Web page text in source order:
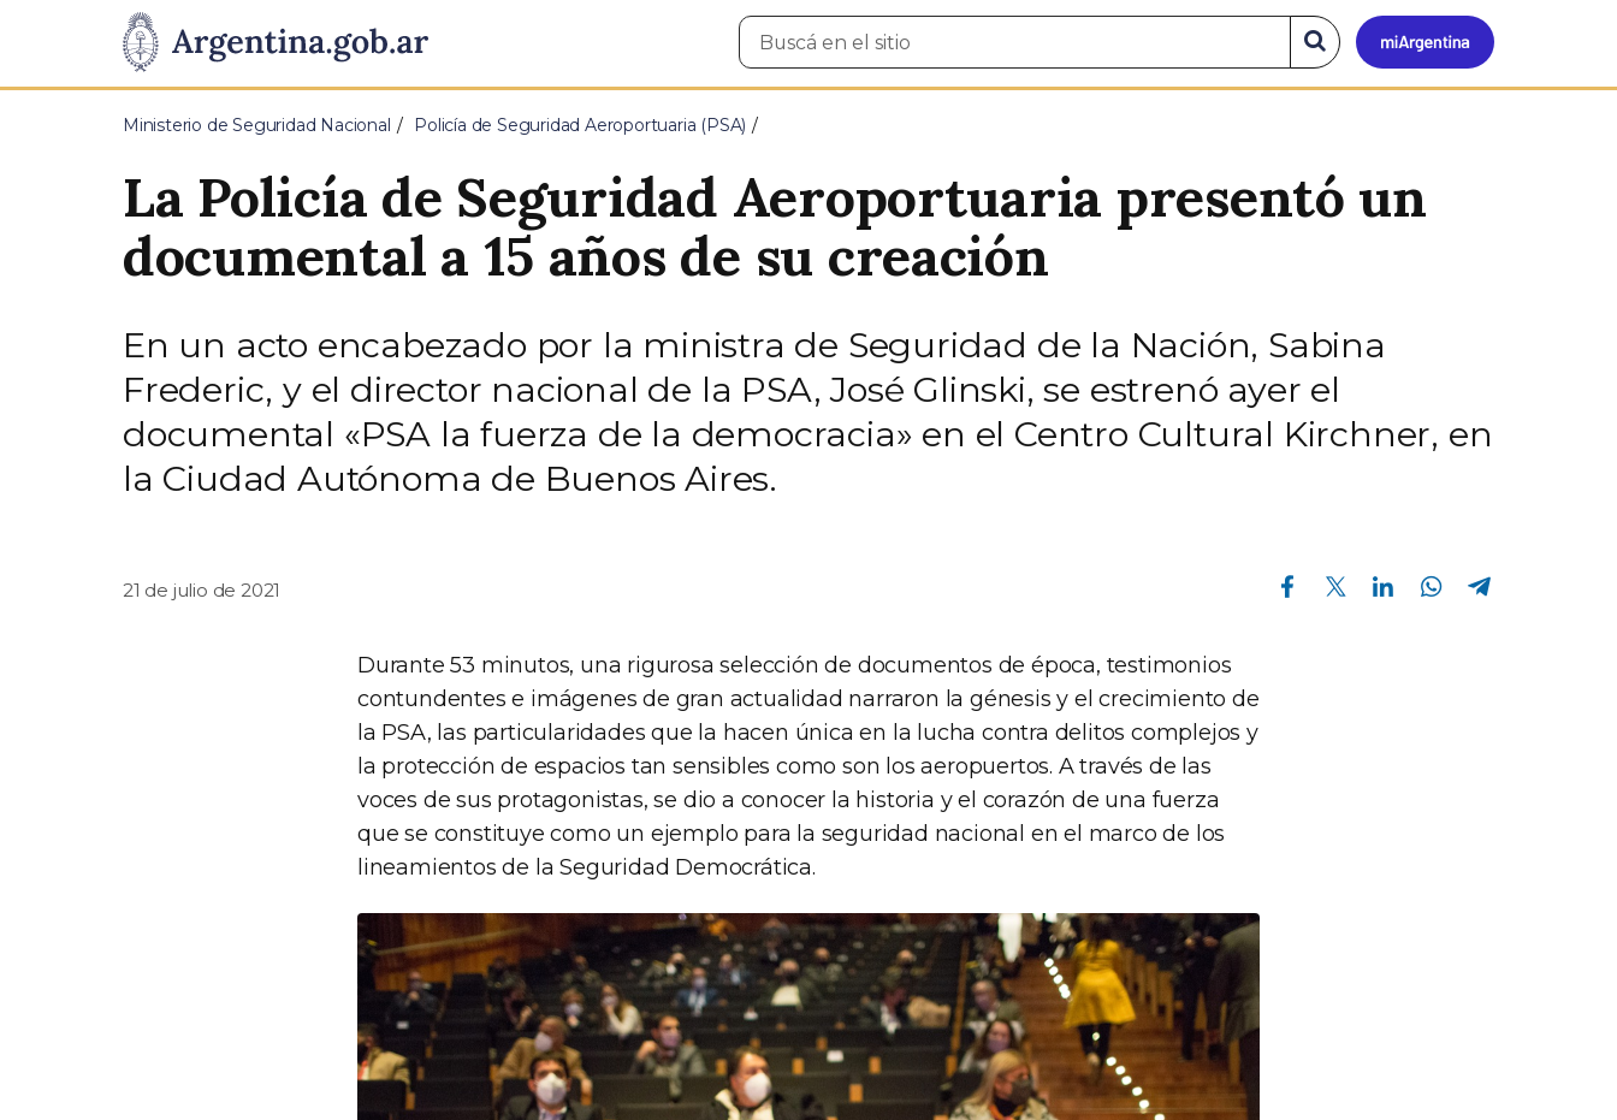
Presidencia
de
Pasar al contenido principal
Mi
Buscar
en
Buscar
en
el
Ministerio de Seguridad Nacional Policía de Seguridad Aeroportuaria (PSA)
La Policía de Seguridad Aeroportuaria presentó un
documental a 15 años de su creación
En un acto encabezado por la ministra de Seguridad de la Nación, Sabina
Frederic, y el director nacional de la PSA, José Glinski, se estrenó ayer el
documental «PSA la fuerza de la democracia» en el Centro Cultural Kirchner, en
la Ciudad Autónoma de Buenos Aires.
21 de julio de 2021
Compartir en Facebook Compartir en Twitter Compartir en Linkedin Compartir en Whatsapp
Durante 53 minutos, una rigurosa selección de documentos de época, testimonios
contundentes e imágenes de gran actualidad narraron la génesis y el crecimiento de
la PSA, las particularidades que la hacen única en la lucha contra delitos complejos y
la protección de espacios tan sensibles como son los aeropuertos. A través de las
voces de sus protagonistas, se dio a conocer la historia y el corazón de una fuerza
que se constituye como un ejemplo para la seguridad nacional en el marco de los
lineamientos de la Seguridad Democrática.